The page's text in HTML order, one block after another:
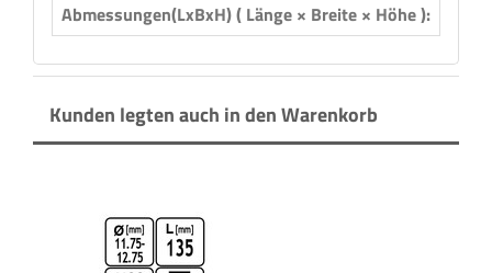
Abmessungen(LxBxH) ( Länge × Breite × Höhe ):
Kunden legten auch in den Warenkorb